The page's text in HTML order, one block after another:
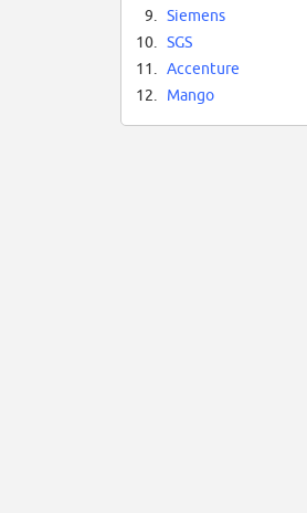
9.
Siemens
10.
SGS
11.
Accenture
12.
Mango